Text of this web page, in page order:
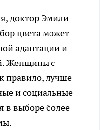
доктор Эмили
цвета может
адаптации и
Женщины с
правило, лучше
и социальные
в выборе более